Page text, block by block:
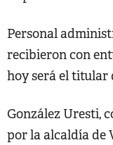
Personal
recibieron con
hoy será el titular
González Uresti,
por la alcaldía de